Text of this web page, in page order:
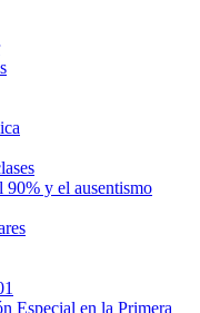
90% y el ausentismo
Especial en la Primera